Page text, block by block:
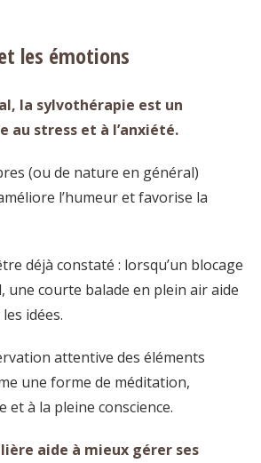
les émotions
la sylvothérapie est un
au stress et à l’anxiété.
(ou de nature en général)
l’humeur et favorise la
déjà constaté : lorsqu’un blocage
une courte balade en plein air aide
idées.
attentive des éléments
une forme de méditation,
et à la pleine conscience.
aide à mieux gérer ses